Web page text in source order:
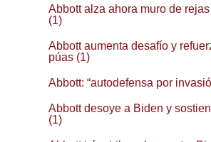
Abbott alza ahora muro de
(1)
Abbott aumenta desafío y
púas (1)
Abbott: “autodefensa por
Abbott desoye a Biden y
(1)